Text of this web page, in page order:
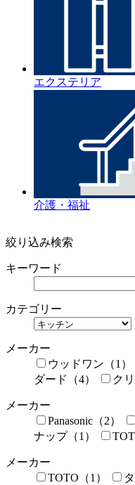
エクステリア
介護・福祉
絞り込み検索
キーワード
カテゴリー
メーカー
ウッドワン（1）
ダード（4）
ク
メーカー
Panasonic（2）
ナップ（1）
メーカー
TOTO（1）